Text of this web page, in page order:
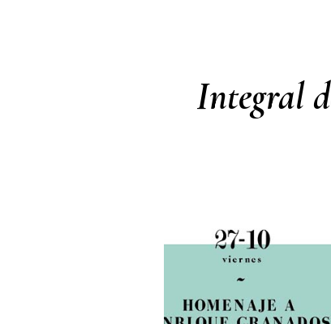
Integral